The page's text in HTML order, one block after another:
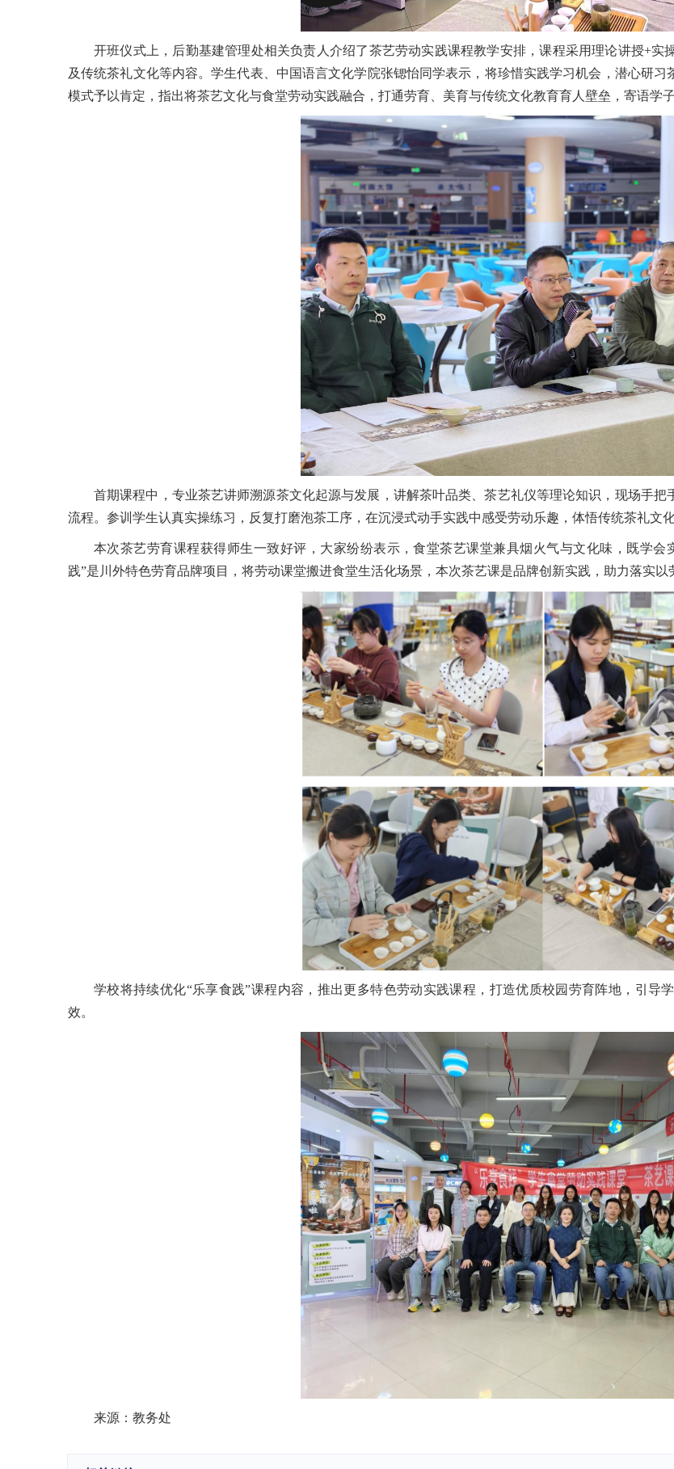
开班仪式上，后勤基建管理处相关负责人介绍了茶艺劳动实践课程教学安排，课程采用理论讲授+
及传统茶礼文化等内容。学生代表、中国语言文化学院张锶怡同学表示，将珍惜实践学习机会，潜心研
模式予以肯定，指出将茶艺文化与食堂劳动实践融合，打通劳育、美育与传统文化教育育人壁垒，寄语学
首期课程中，专业茶艺讲师溯源茶文化起源与发展，讲解茶叶品类、茶艺礼仪等理论知识，现场手
流程。参训学生认真实操练习，反复打磨泡茶工序，在沉浸式动手实践中感受劳动乐趣，体悟传统茶礼文化
本次茶艺劳育课程获得师生一致好评，大家纷纷表示，食堂茶艺课堂兼具烟火气与文化味，既学
践”是川外特色劳育品牌项目，将劳动课堂搬进食堂生活化场景，本次茶艺课是品牌创新实践，助力落实以
学校将持续优化“乐享食践”课程内容，推出更多特色劳动实践课程，打造优质校园劳育阵地，引导
效。
来源：教务处